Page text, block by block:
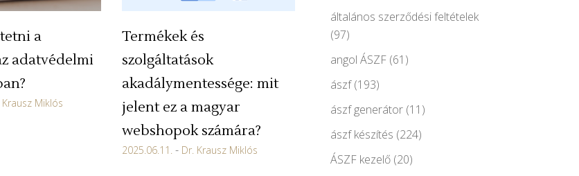
a
adatvédelmi
Krausz Miklós
Termékek és
szolgáltatások
akadálymentessége: mit
jelent ez a magyar
webshopok számára?
2025.06.11. Dr. Krausz Miklós
általános szerződési feltételek
(97)
angol ÁSZF(61)
ászf(193)
ászf generátor(11)
ászf készítés (224)
ÁSZF kezelő(20)